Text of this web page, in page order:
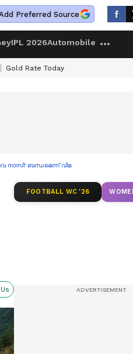
Preferred Source
IPL 2026Automobile
Gold Rate Today
നാസി' ബന്ധമെന്ന് വിമർശനം
FOOTBALL WC '26